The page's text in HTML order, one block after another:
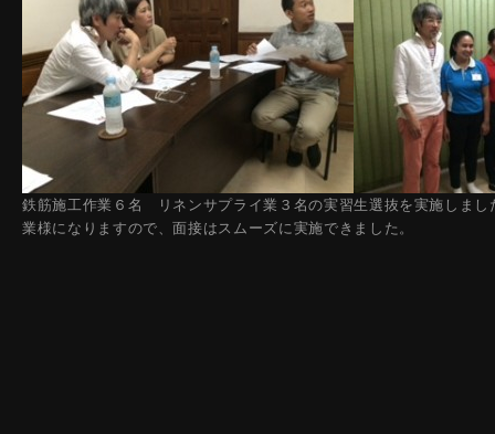
鉄筋施工作業６名 リネンサプライ業３名の実習生選抜を実施しま
業様になりますので、面接はスムーズに実施できました。